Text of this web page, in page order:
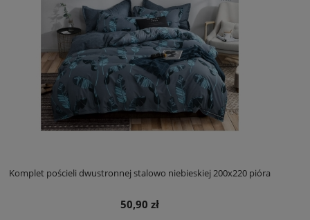
Komplet pościeli dwustronnej stalowo niebieskiej 200x220 pióra
50,90 zł